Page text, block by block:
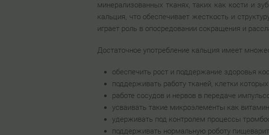
минерализованных тканях, таких как кости и
кальция, что обеспечивает жесткость и
играет роль в опосредовании сокращения и
Достаточное употребление кальция имеет
обеспечить рост и поддержание здоровья
поддерживать работу тканей, клетки
работе сосудов и нервов в передаче
усваивать такие микроэлементы как
удерживать под контролем процессы
поддерживать нормальную роботу